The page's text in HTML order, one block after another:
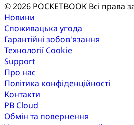
© 2026 POCKETBOOK Всі права
Новини
Споживацька угода
Гарантійні зобов'язання
Технології Cookie
Support
Про нас
Політика конфіденційності
Контакти
PB Cloud
Обмін та повернення